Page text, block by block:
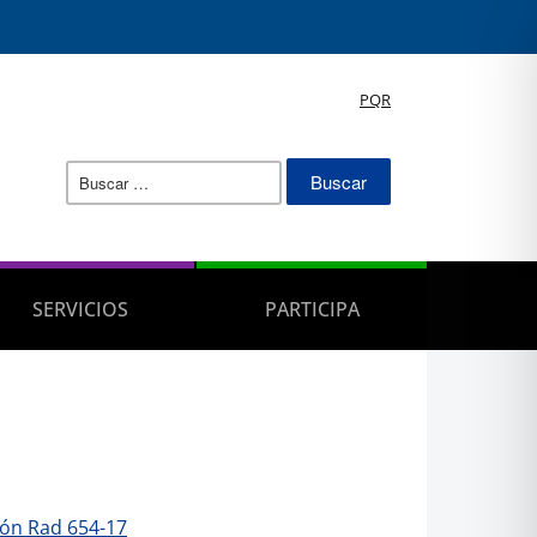
PQR
Buscar:
SERVICIOS PARTICIPA
Rad 654-17